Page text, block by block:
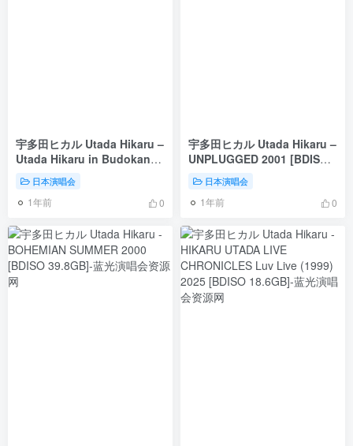
宇多田ヒカル Utada Hikaru –
Utada Hikaru in Budokan
2004 Hikaru no 5 [BDISO
38.5GB]
日本演唱会
1年前 0
宇多田ヒカル Utada Hikaru –
UNPLUGGED 2001 [BDISO
19.1GB]
日本演唱会
1年前 0